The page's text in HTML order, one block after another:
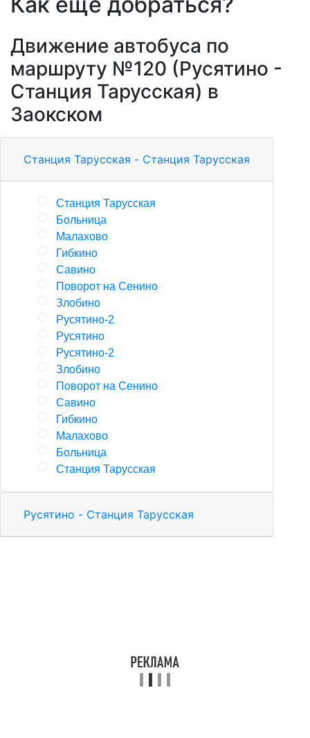
Движение автобуса по
маршруту №120 (Русятино -
Станция Тарусская) в
Заокском
Станция Тарусская - Станция Тарусская
Станция Тарусская
Больница
Малахово
Гибкино
Савино
Поворот на Сенино
Злобино
Русятино-2
Русятино
Русятино-2
Злобино
Поворот на Сенино
Савино
Гибкино
Малахово
Больница
Станция Тарусская
Русятино - Станция Тарусская